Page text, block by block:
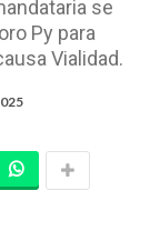
se
Py para
Vialidad.